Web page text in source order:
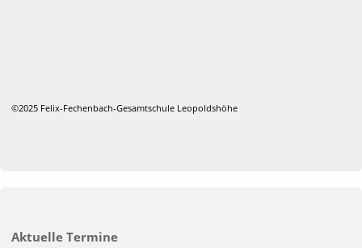
©2025 Felix-Fechenbach-Gesamtschule Leopoldshöhe
Aktuelle Termine